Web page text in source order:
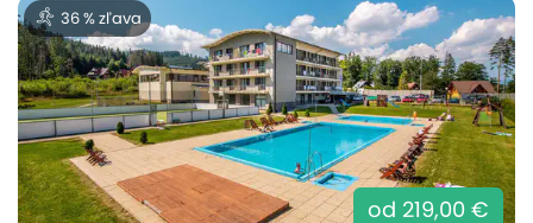
36 % zľava
od 219,00 €